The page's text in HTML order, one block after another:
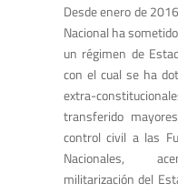
Desde enero de
Nacional ha
un régimen de
con el cual se ha
extra-
transferido
control civil a las
Nacionales,
militarización del